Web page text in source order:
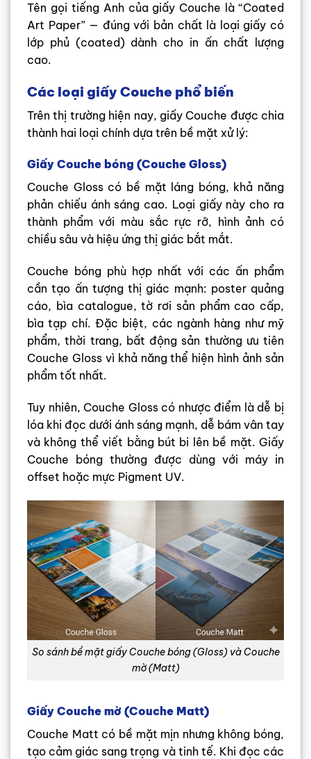
Tên gọi tiếng Anh của giấy Couche là “Coated
Art Paper” — đúng với bản chất là loại giấy có
lớp phủ (coated) dành cho in ấn chất lượng
cao.
Các loại giấy Couche phổ biến
Trên thị trường hiện nay, giấy Couche được chia
thành hai loại chính dựa trên bề mặt xử lý:
Giấy Couche bóng (Couche Gloss)
Couche Gloss có bề mặt láng bóng, khả năng
phản chiếu ánh sáng cao. Loại giấy này cho ra
thành phẩm với màu sắc rực rỡ, hình ảnh có
chiều sâu và hiệu ứng thị giác bắt mắt.
Couche bóng phù hợp nhất với các ấn phẩm
cần tạo ấn tượng thị giác mạnh: poster quảng
cáo, bìa catalogue, tờ rơi sản phẩm cao cấp,
bìa tạp chí. Đặc biệt, các ngành hàng như mỹ
phẩm, thời trang, bất động sản thường ưu tiên
Couche Gloss vì khả năng thể hiện hình ảnh sản
phẩm tốt nhất.
Tuy nhiên, Couche Gloss có nhược điểm là dễ bị
lóa khi đọc dưới ánh sáng mạnh, dễ bám vân tay
và không thể viết bằng bút bi lên bề mặt. Giấy
Couche bóng thường được dùng với máy in
offset hoặc mực Pigment UV.
So sánh bề mặt giấy Couche bóng (Gloss) và Couche
mờ (Matt)
Giấy Couche mờ (Couche Matt)
Couche Matt có bề mặt mịn nhưng không bóng,
tạo cảm giác sang trọng và tinh tế. Khi đọc các